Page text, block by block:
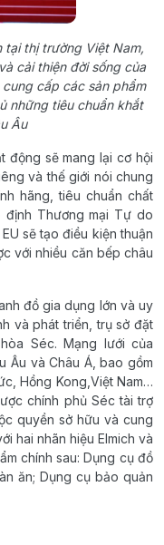
tại thị trường Việt Nam,
cải thiện đời sống của
cấp các sản phẩm
những tiêu chuẩn khắt
Âu
động sẽ mang lại cơ hội
và thế giới nói chung
hãng, tiêu chuẩn chất
định Thương mại Tự do
sẽ tạo điều kiện thuận
với nhiều căn bếp châu
đồ gia dụng lớn và uy
và phát triển, trụ sở đặt
Séc. Mạng lưới của
Âu và Châu Á, bao gồm
Hồng Kong,Việt Nam…
chính phủ Séc tài trợ
quyền sở hữu và cung
hai nhãn hiệu Elmich và
chính sau: Dụng cụ đồ
ăn; Dụng cụ bảo quản